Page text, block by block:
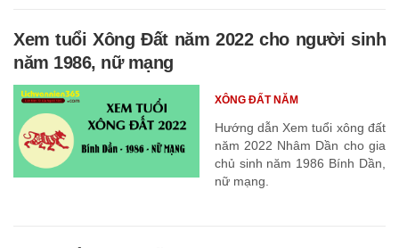
Xem tuổi Xông Đất năm 2022 cho người sinh
năm 1986, nữ mạng
Hướng dẫn Xem tuổi xông đất
năm 2022 Nhâm Dần cho gia
chủ sinh năm 1986 Bính Dần,
nữ mạng.
XÔNG ĐẤT NĂM